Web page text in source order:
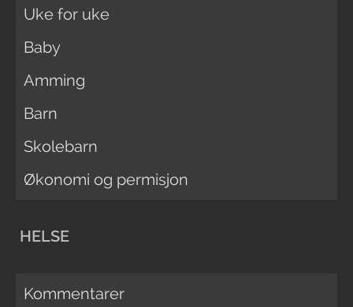
Uke for uke
Baby
Amming
Barn
Skolebarn
Økonomi og permisjon
HELSE
Kommentarer